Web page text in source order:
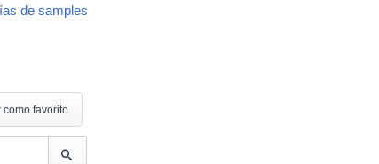
de samples
como favorito